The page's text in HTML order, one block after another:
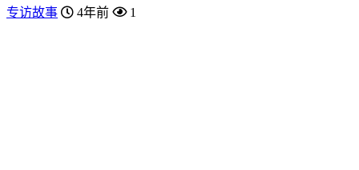
专访故事 4年前 1